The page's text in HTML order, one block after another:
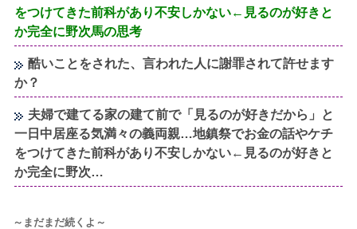
をつけてきた前科があり不安しかない←見るのが好きと
か完全に野次馬の思考
酷いことをされた、言われた人に謝罪されて許せます
か？
夫婦で建てる家の建て前で「見るのが好きだから」と
一日中居座る気満々の義両親…地鎮祭でお金の話やケチ
をつけてきた前科があり不安しかない←見るのが好きと
か完全に野次…
～まだまだ続くよ～